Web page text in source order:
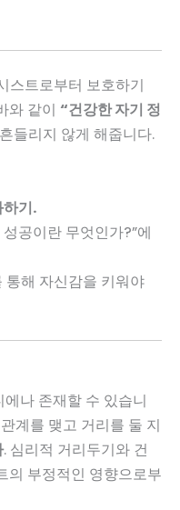
스트로부터 보호하기
와 같이 “건강한 자기 정
들리지 않게 해줍니다.
기.
성공이란 무엇인가?”에
통해 자신감을 키워야
나 존재할 수 있습니
계를 맺고 거리를 둘 지
. 심리적 거리두기와 건
의 부정적인 영향으로부